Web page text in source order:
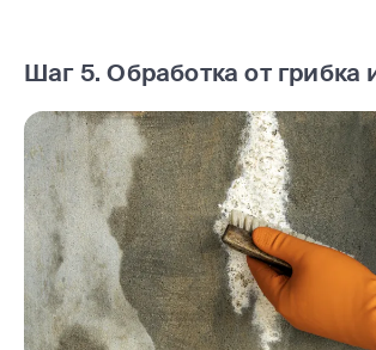
Шаг 5. Обработка от грибка